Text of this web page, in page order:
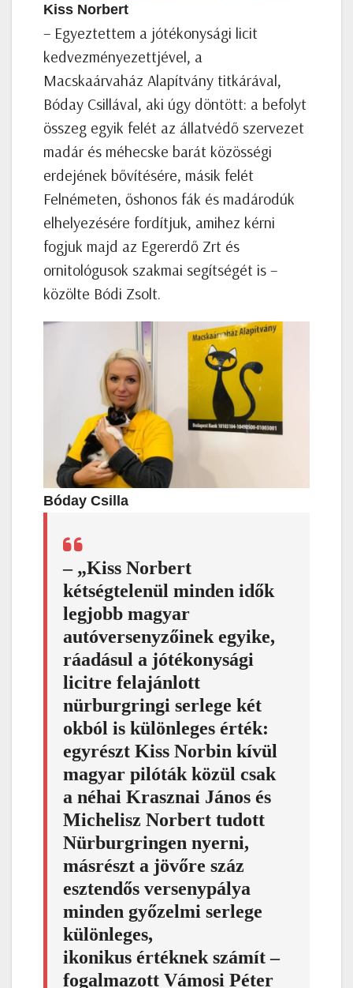
Kiss Norbert
– Egyeztettem a jótékonysági licit
kedvezményezettjével, a
Macskaárvaház Alapítvány titkárával,
Bóday Csillával, aki úgy döntött: a befolyt
összeg egyik felét az állatvédő szervezet
madár és méhecske barát közösségi
erdejének bővítésére, másik felét
Felnémeten, őshonos fák és madárodúk
elhelyezésére fordítjuk, amihez kérni
fogjuk majd az Egererdő Zrt és
ornitológusok szakmai segítségét is –
közölte Bódi Zsolt.
Bóday Csilla
– „Kiss Norbert
kétségtelenül minden idők
legjobb magyar
autóversenyzőinek egyike,
ráadásul a jótékonysági
licitre felajánlott
nürburgringi serlege két
okból is különleges érték:
egyrészt Kiss Norbin kívül
magyar pilóták közül csak
a néhai Krasznai János és
Michelisz Norbert tudott
Nürburgringen nyerni,
másrészt a jövőre száz
esztendős versenypálya
minden győzelmi serlege
különleges,
ikonikus értéknek számít –
fogalmazott Vámosi Péter